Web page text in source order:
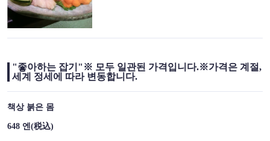
"좋아하는 잡기"※ 모두 일관된 가격입니다.※가격은 계절,
세계 정세에 따라 변동합니다.
책상 붉은 몸
648 엔(税込)